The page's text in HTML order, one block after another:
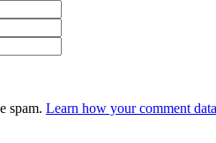
spam. Learn how your comment